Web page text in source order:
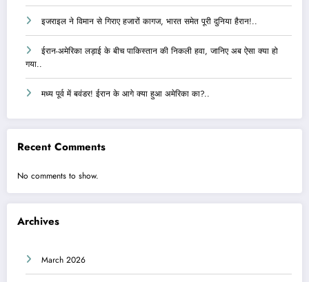
इजराइल ने विमान से गिराए हजारों कागज, भारत समेत पूरी दुनिया हैरान!..
ईरान-अमेरिका लड़ाई के बीच पाकिस्तान की निकली हवा, जानिए अब ऐसा क्या हो
गया..
मध्य पूर्व में बवंडर! ईरान के आगे क्या हुआ अमेरिका का?..
Recent Comments
No comments to show.
Archives
March 2026